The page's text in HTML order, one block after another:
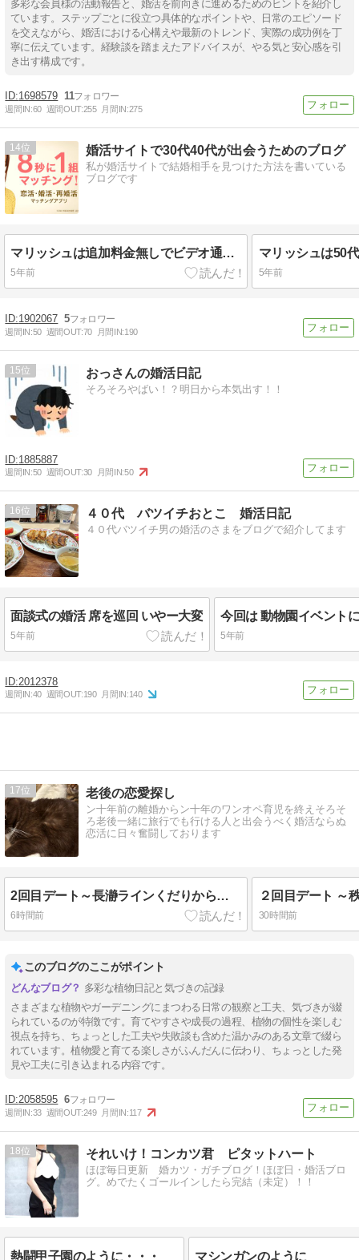
多彩な会員様の活動報告と、婚活を前向きに進めるためのヒントを紹介し
ています。ステップごとに役立つ具体的なポイントや、日常のエピソード
を交えながら、婚活における心構えや最新のトレンド、実際の成功例を丁
寧に伝えています。経験談を踏まえたアドバイスが、やる気と安心感を引
き出す構成です。
1698579 11
週間IN:60 週間OUT:255 月間IN:275
14 婚活サイトで30代40代が出会うためのブログ
私が婚活サイトで結婚相手を見つけた方法を書いている
ブログです
マリッシュは追加料金無しでビデオ通話が利用できるよ！
5年前 5年前
1902067 5
週間IN:50 週間OUT:70 月間IN:190
15 おっさんの婚活日記
そろそろやばい！？明日から本気出す！！
1885887
週間IN:50 週間OUT:30 月間IN:50
16 ４０代 バツイチおとこ 婚活日記
４０代バツイチ男の婚活のさまをブログで紹介してます
面談式の婚活 席を巡回 いやー大変
5年前 5年前
2012378
週間IN:40 週間OUT:190 月間IN:140
17 老後の恋愛探し
ン十年前の離婚からン十年のワンオペ育児を終えそろそ
ろ老後一緒に旅行でも行ける人と出会うべく婚活ならぬ
恋活に日々奮闘しております
2回目デート～長瀞ラインくだりからの秩父神社
6時間前
２回目デート ～
30時間前
このブログのここがポイント
多彩な植物日記と気づきの記録
さまざまな植物やガーデニングにまつわる日常の観察と工夫、気づきが綴
られているのが特徴です。育てやすさや成長の過程、植物の個性を楽しむ
視点を持ち、ちょっとした工夫や失敗談も含めた温かみのある文章で綴ら
れています。植物愛と育てる楽しさがふんだんに伝わり、ちょっとした発
見や工夫に引き込まれる内容です。
2058595 6
週間IN:33 週間OUT:249 月間IN:117
18 それいけ！コンカツ君 ピタットハート
ほぼ毎日更新 婚カツ・ガチブログ！ほぼ日・婚活ブロ
グ。めでたくゴールインしたら完結（未定）！！
熱闘甲子園のように・・・ マシンガンのように